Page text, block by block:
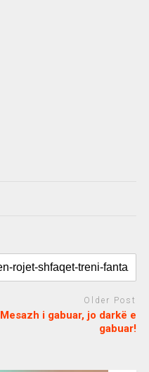
Older Post
Mesazh i gabuar, jo darkë e
gabuar!